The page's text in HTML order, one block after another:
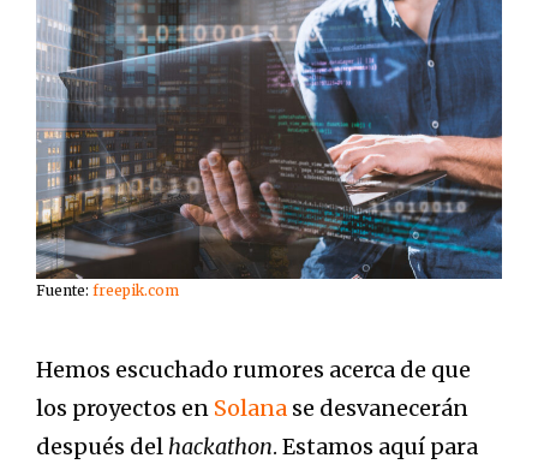
Fuente: freepik.com
Hemos escuchado rumores acerca de que
los proyectos en Solana se desvanecerán
después del hackathon. Estamos aquí para